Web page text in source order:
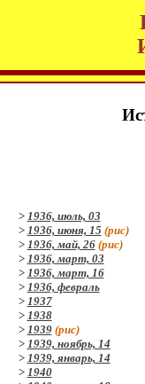
> 1936, июль, 03
> 1936, июня, 15 (рис)
> 1936, май, 26 (рис)
> 1936, март, 03
> 1936, март, 16
> 1936, февраль
> 1937
> 1938
> 1939 (рис)
> 1939, ноябрь, 14
> 1939, январь, 14
> 1940